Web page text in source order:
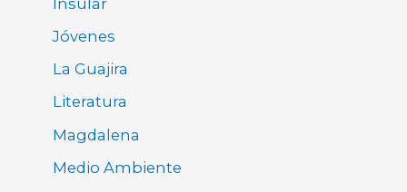
Insular
Jóvenes
La Guajira
Literatura
Magdalena
Medio Ambiente